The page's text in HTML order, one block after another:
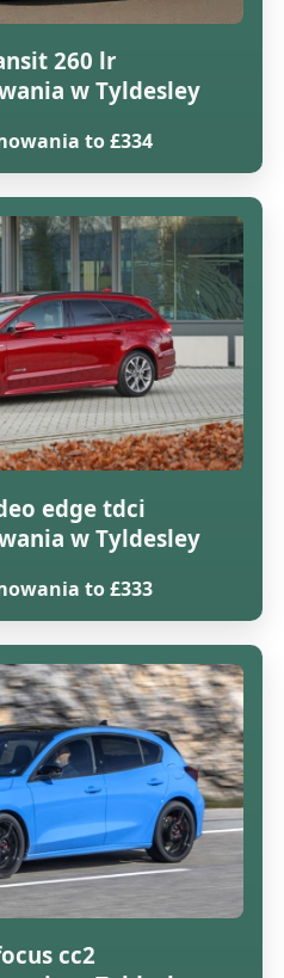
260 lr
w Tyldesley
to £334
edge tdci
w Tyldesley
to £333
cc2